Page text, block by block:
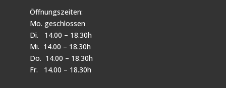
Öffnungszeiten:
Mo. geschlossen
Di. 14.00 – 18.30h
Mi. 14.00 – 18.30h
Do. 14.00 – 18.30h
Fr. 14.00 – 18.30h